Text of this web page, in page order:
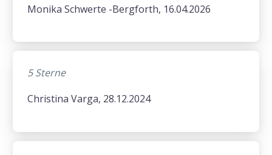
Monika Schwerte -Bergforth, 16.04.2026
5 Sterne
Christina Varga, 28.12.2024